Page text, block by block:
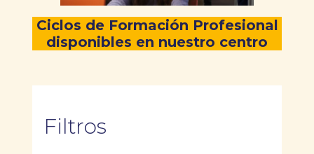
Ciclos de Formación Profesional
disponibles en nuestro centro
Filtros